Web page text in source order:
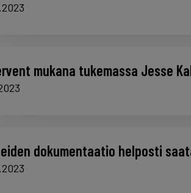
mukana tukemassa Jesse
dokumentaatio helposti